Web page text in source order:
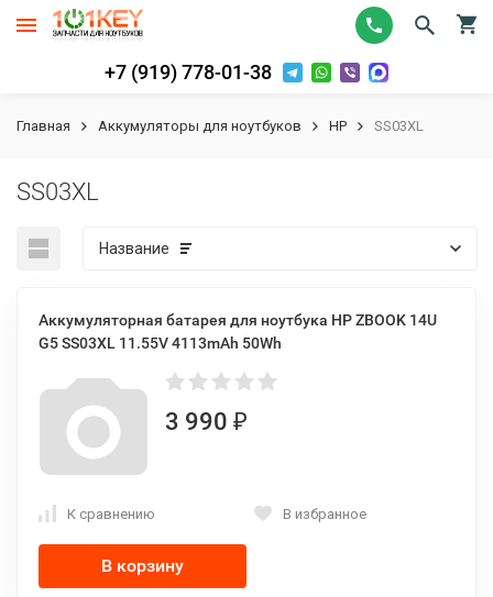
+7 (919) 778-01-38
Главная Аккумуляторы для ноутбуков HP SS03XL
SS03XL
Название
Аккумуляторная батарея для ноутбука HP ZBOOK 14U
G5 SS03XL 11.55V 4113mAh 50Wh
3 990 ₽
К сравнению В избранное
В корзину